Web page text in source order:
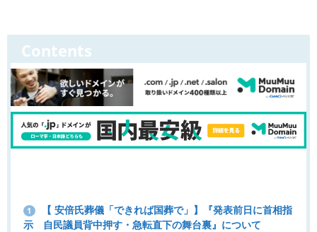
Contents
1
【 安倍氏葬儀「できれば国葬で」】『発表前日に首相指
示 自民議員背中押す・急転直下の舞台裏』について